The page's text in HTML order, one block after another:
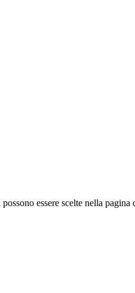
essere scelte nella pagina